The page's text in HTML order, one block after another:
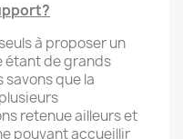
à proposer un
étant de grands
savons que la
retenue ailleurs et
pouvant accueillir